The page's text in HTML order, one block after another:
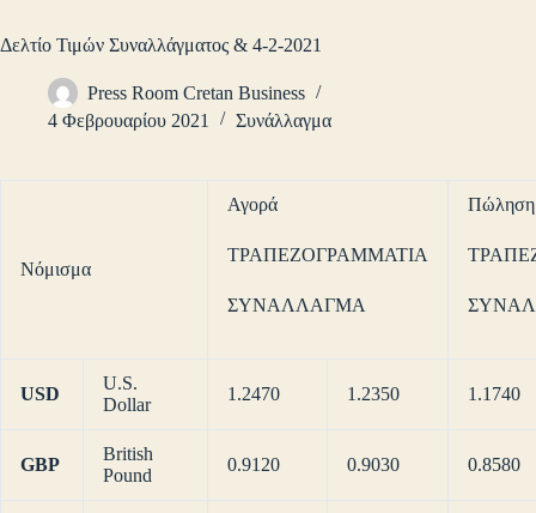
Δελτίο Τιμών Συναλλάγματος & 4-2-2021
Press Room Cretan Business
4 Φεβρουαρίου 2021
Συνάλλαγμα
Νόμισμα
Αγορά
ΤΡΑΠΕΖΟΓΡΑΜΜΑΤΙΑ
ΣΥΝΑΛΛΑΓΜΑ
Πώληση
USD
U.S.
Dollar
1.2470 1.2350 1.1740
GBP
British
Pound
0.9120 0.9030 0.8580